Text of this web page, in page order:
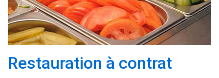
Restauration à contrat